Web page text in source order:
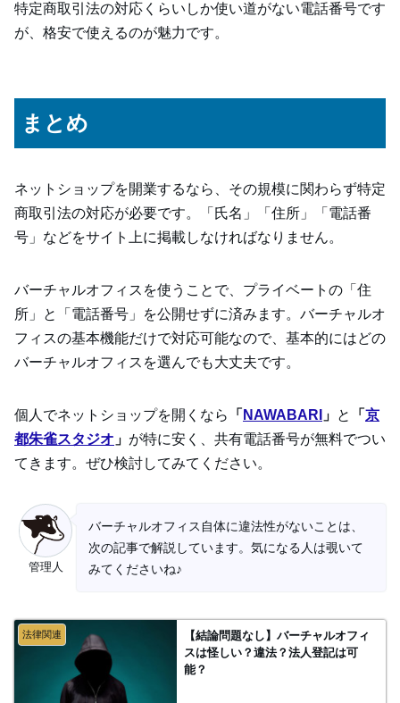
特定商取引法の対応くらいしか使い道がない電話番号です
が、格安で使えるのが魅力です。
まとめ
ネットショップを開業するなら、その規模に関わらず特定
商取引法の対応が必要です。「氏名」「住所」「電話番
号」などをサイト上に掲載しなければなりません。
バーチャルオフィスを使うことで、プライベートの「住
所」と「電話番号」を公開せずに済みます。バーチャルオ
フィスの基本機能だけで対応可能なので、基本的にはどの
バーチャルオフィスを選んでも大丈夫です。
個人でネットショップを開くなら 「 NAWABARI 」 と 「 京
都朱雀スタジオ 」 が特に安く、共有電話番号が無料でつい
てきます。ぜひ検討してみてください。
管理人
バーチャルオフィス自体に違法性がないことは、
次の記事で解説しています。気になる人は覗いて
みてくださいね♪
法律関連
【結論問題なし】バーチャルオフィ
スは怪しい？違法？法人登記は可
能？